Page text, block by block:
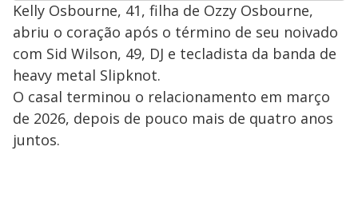
Kelly Osbourne, 41, filha de Ozzy Osbourne,
abriu o coração após o término de seu noivado
com Sid Wilson, 49, DJ e tecladista da banda de
heavy metal Slipknot.
O casal terminou o relacionamento em março
de 2026, depois de pouco mais de quatro anos
juntos.